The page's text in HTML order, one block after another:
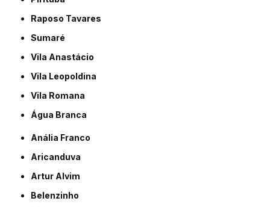
Raposo Tavares
Sumaré
Vila Anastácio
Vila Leopoldina
Vila Romana
Água Branca
Anália Franco
Aricanduva
Artur Alvim
Belenzinho